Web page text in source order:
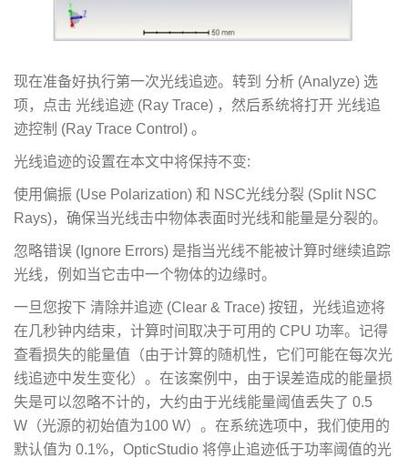
现在准备好执行第一次光线追迹。转到 分析 (Analyze) 选
项，点击 光线追迹 (Ray Trace) ，然后系统将打开 光线追
迹控制 (Ray Trace Control) 。
光线追迹的设置在本文中将保持不变:
使用偏振 (Use Polarization) 和 NSC光线分裂 (Split NSC
Rays)，确保当光线击中物体表面时光线和能量是分裂的。
忽略错误 (Ignore Errors) 是指当光线不能被计算时继续追踪
光线，例如当它击中一个物体的边缘时。
一旦您按下 清除并追迹 (Clear & Trace) 按钮，光线追迹将
在几秒钟内结束，计算时间取决于可用的 CPU 功率。记得
查看损失的能量值（由于计算的随机性，它们可能在每次光
线追迹中发生变化）。在该案例中，由于误差造成的能量损
失是可以忽略不计的，大约由于光线能量阈值丢失了 0.5
W（光源的初始值为100 W）。在系统选项中，我们使用的
默认值为 0.1%，OpticStudio 将停止追迹低于功率阈值的光